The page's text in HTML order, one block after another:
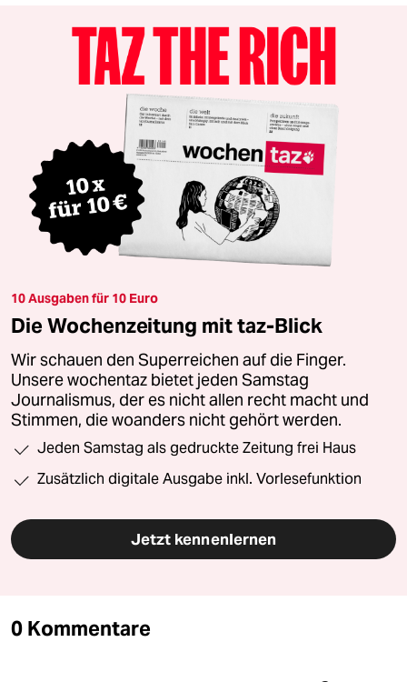
10 Ausgaben für 10 Euro
Die Wochenzeitung mit taz-Blick
Wir schauen den Superreichen auf die Finger.
Unsere wochentaz bietet jeden Samstag
Journalismus, der es nicht allen recht macht und
Stimmen, die woanders nicht gehört werden.
Jeden Samstag als gedruckte Zeitung frei Haus
Zusätzlich digitale Ausgabe inkl. Vorlesefunktion
Jetzt kennenlernen
0 Kommentare